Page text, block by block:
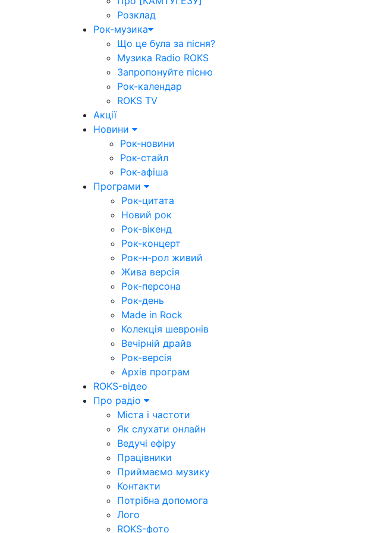
Розклад
Рок-музика
Що це була за пісня?
Музика Radio ROKS
Запропонуйте пісню
Рок-календар
ROKS TV
Акції
Новини
Рок-новини
Рок-стайл
Рок-афіша
Програми
Рок-цитата
Новий рок
Рок-вікенд
Рок-концерт
Рок-н-рол живий
Жива версія
Рок-персона
Рок-день
Made in Rock
Колекція шевронів
Вечірній драйв
Рок-версія
Архів програм
ROKS-відео
Про радіо
Міста і частоти
Як слухати онлайн
Ведучі ефіру
Працівники
Приймаємо музику
Контакти
Потрібна допомога
Лого
ROKS-фото